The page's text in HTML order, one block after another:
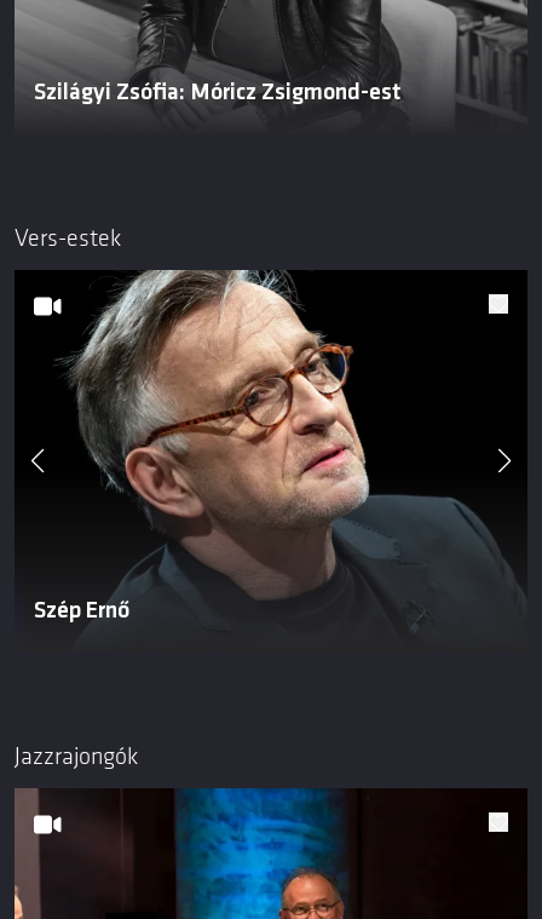
Szilágyi Zsófia: Móricz Zsigmond-est
Vers-estek
Szép Ernő
Jazzrajongók